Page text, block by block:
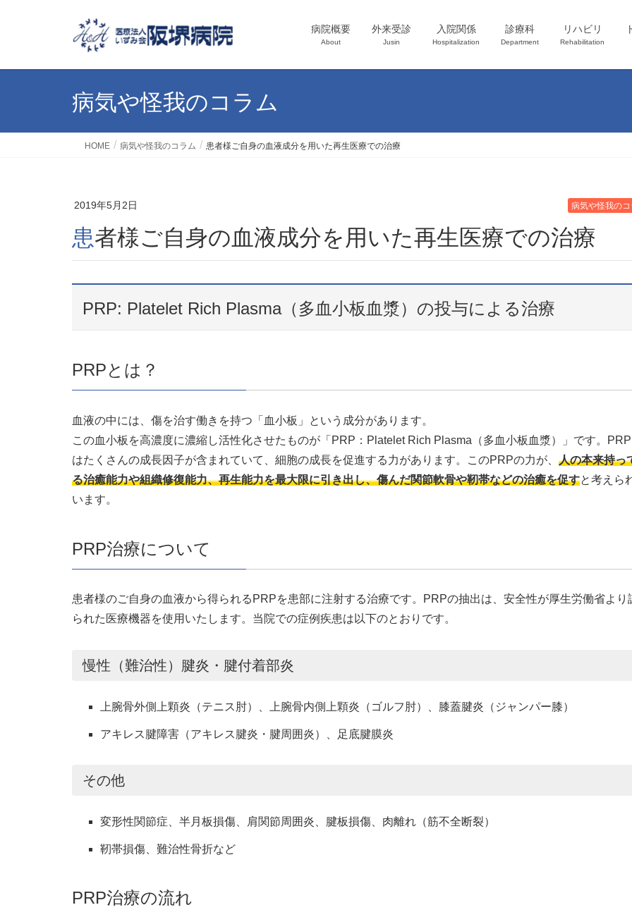
病院概要
About
外来受診
Jusin
入院関係
Hospitalization
診療科
Department
リハビリ
Rehabilitation
病気や怪我のコラム
HOME 病気や怪我のコラム 患者様ご自身の血液成分を用いた再生医療での治療
2019年5月2日 病気や怪我のコ
患者様ご自身の血液成分を用いた再生医療での治療
PRP: Platelet Rich Plasma（多血小板血漿）の投与による治療
PRPとは？
血液の中には、傷を治す働きを持つ「血小板」という成分があります。
この血小板を高濃度に濃縮し活性化させたものが「PRP：Platelet Rich Plasma（多血小板血漿）」です。PRP
はたくさんの成長因子が含まれていて、細胞の成長を促進する力があります。このPRPの力が、 人の本来持っ
る治癒能力や組織修復能力、再生能力を最大限に引き出し、傷んだ関節軟骨や靭帯などの治癒を促すと考えら
います。
PRP治療について
患者様のご自身の血液から得られるPRPを患部に注射する治療です。PRPの抽出は、安全性が厚生労働省より
られた医療機器を使用いたします。当院での症例疾患は以下のとおりです。
慢性（難治性）腱炎・腱付着部炎
上腕骨外側上顆炎（テニス肘）、上腕骨内側上顆炎（ゴルフ肘）、膝蓋腱炎（ジャンパー膝）
アキレス腱障害（アキレス腱炎・腱周囲炎）、足底腱膜炎
その他
変形性関節症、半月板損傷、肩関節周囲炎、腱板損傷、肉離れ（筋不全断裂）
靭帯損傷、難治性骨折など
PRP治療の流れ